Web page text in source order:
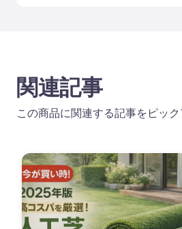
関連記事
この商品に関連する記事をピック